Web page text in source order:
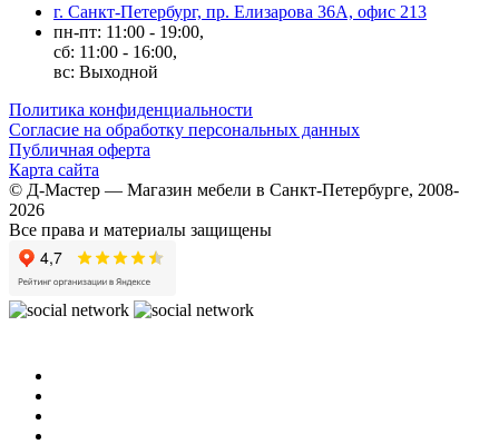
г. Санкт-Петербург, пр. Елизарова 36А, офис 213
пн-пт: 11:00 - 19:00,
сб: 11:00 - 16:00,
вс: Выходной
Политика конфиденциальности
Согласие на обработку персональных данных
Публичная оферта
Карта сайта
© Д-Мастер — Магазин мебели в Санкт-Петербурге, 2008-
2026
Все права и материалы защищены